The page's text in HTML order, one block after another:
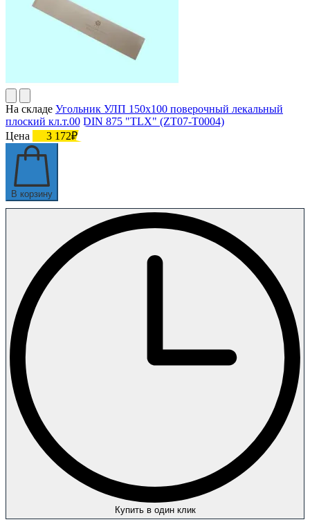
На складе Угольник УЛП 150х100 поверочный лекальный
плоский кл.т.00 DIN 875 "TLX" (ZT07-T0004)
Цена
3 172₽
В корзину
Купить в один клик